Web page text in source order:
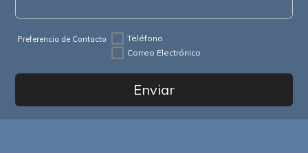
Preferencia de Contacto
Teléfono
Correo Electrónico
Enviar